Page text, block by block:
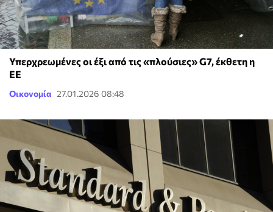
Υπερχρεωμένες οι έξι από τις «πλούσιες» G7, έκθετη η
ΕΕ
Οικονομία 27.01.2026 08:48